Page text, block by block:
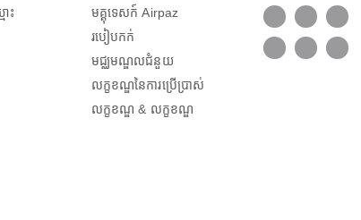
ះ
មគ្គុទេសក៍ Airpaz
របៀបកក់
មជ្ឈមណ្ឌលជំនួយ
លក្ខខណ្ឌនៃការប្រើប្រាស់
លក្ខខណ្ឌ & លក្ខខណ្ឌ